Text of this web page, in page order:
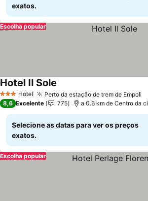
exatos.
Escolha popular
3 EstrelasHotel Perto da estação de trem de Empoli
Hotel Il Sole
8,6 Excelente 775 a 0.6 km de Centro da
Selecione as datas para ver os preços
exatos.
Escolha popular